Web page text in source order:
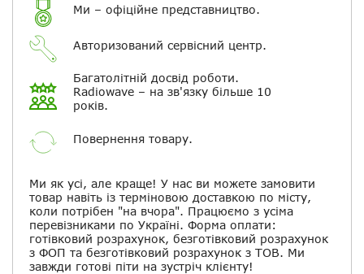
Ми – офіційне представництво.
Авторизований сервісний центр.
Багатолітній досвід роботи.
Radiowave – на зв'язку більше 10
років.
Повернення товару.
Ми як усі, але краще! У нас ви можете замовити
товар навіть із терміновою доставкою по місту,
коли потрібен "на вчора". Працюємо з усіма
перевізниками по Україні. Форма оплати:
готівковий розрахунок, безготівковий розрахунок
з ФОП та безготівковий розрахунок з ТОВ. Ми
завжди готові піти на зустріч клієнту!
електронній пошті
Скасувати Залишити відгук